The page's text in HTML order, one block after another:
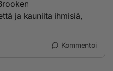
ja kauniita ihmisiä,
Kommentoi